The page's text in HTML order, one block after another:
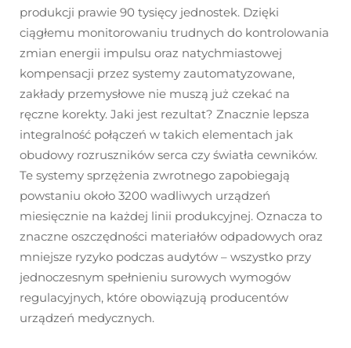
produkcji prawie 90 tysięcy jednostek. Dzięki
ciągłemu monitorowaniu trudnych do kontrolowania
zmian energii impulsu oraz natychmiastowej
kompensacji przez systemy zautomatyzowane,
zakłady przemysłowe nie muszą już czekać na
ręczne korekty. Jaki jest rezultat? Znacznie lepsza
integralność połączeń w takich elementach jak
obudowy rozruszników serca czy światła cewników.
Te systemy sprzężenia zwrotnego zapobiegają
powstaniu około 3200 wadliwych urządzeń
miesięcznie na każdej linii produkcyjnej. Oznacza to
znaczne oszczędności materiałów odpadowych oraz
mniejsze ryzyko podczas audytów – wszystko przy
jednoczesnym spełnieniu surowych wymogów
regulacyjnych, które obowiązują producentów
urządzeń medycznych.